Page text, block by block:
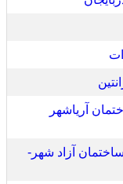
آریاشهر
آزاد شهر-